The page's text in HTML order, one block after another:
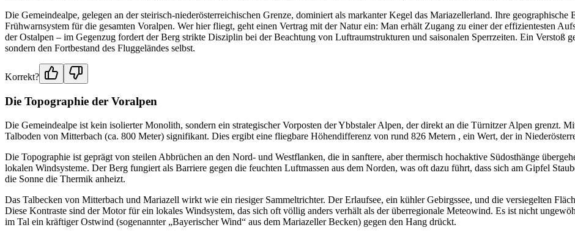
Die Gemeindealpe, gelegen an der steirisch-niederösterreichischen Grenze, dominiert als markanter Kegel das Mariazellerland. Ihre geographische
Frühwarnsystem für die gesamten Voralpen. Wer hier fliegt, geht einen Vertrag mit der Natur ein: Man erhält Zugang zu einer der effizientesten
der Ostalpen – im Gegenzug fordert der Berg strikte Disziplin bei der Beachtung von Luftraumstrukturen und saisonalen Sperrzeiten. Ein Verstoß
sondern den Fortbestand des Fluggeländes selbst.
Korrekt?
Die Topographie der Voralpen
Die Gemeindealpe ist kein isolierter Monolith, sondern ein strategischer Vorposten der Ybbstaler Alpen, der direkt an die Türnitzer Alpen grenzt.
Talboden von Mitterbach (ca. 800 Meter) signifikant. Dies ergibt eine fliegbare Höhendifferenz von rund 826 Metern , ein Wert, der in
Die Topographie ist geprägt von steilen Abbrüchen an den Nord- und Westflanken, die in sanftere, aber thermisch hochaktive Südosthänge
lokalen Windsysteme. Der Berg fungiert als Barriere gegen die feuchten Luftmassen aus dem Norden, was oft dazu führt, dass sich am Gipfel
die Sonne die Thermik anheizt.
Das Talbecken von Mitterbach und Mariazell wirkt wie ein riesiger Sammeltrichter. Der Erlaufsee, ein kühler Gebirgssee, und die versiegelten
Diese Kontraste sind der Motor für ein lokales Windsystem, das sich oft völlig anders verhält als der überregionale Meteowind. Es ist nicht
im Tal ein kräftiger Ostwind (sogenannter „Bayerischer Wind“ aus dem Mariazeller Becken) gegen den Hang drückt.